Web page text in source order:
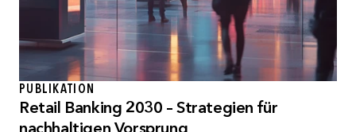
PUBLIKATION
Retail Banking 2030 – Strategien für